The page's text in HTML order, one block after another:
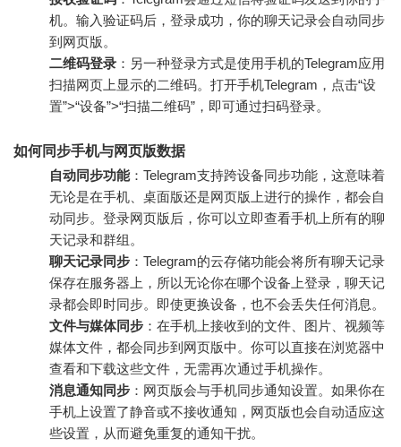
机。输入验证码后，登录成功，你的聊天记录会自动同步
到网页版。
二维码登录 ：另一种登录方式是使用手机的Telegram应用
扫描网页上显示的二维码。打开手机Telegram，点击“设
置”>“设备”>“扫描二维码”，即可通过扫码登录。
如何同步手机与网页版数据
自动同步功能：Telegram支持跨设备同步功能，这意味着
无论是在手机、桌面版还是网页版上进行的操作，都会自
动同步。登录网页版后，你可以立即查看手机上所有的聊
天记录和群组。
聊天记录同步 ：Telegram的云存储功能会将所有聊天记录
保存在服务器上，所以无论你在哪个设备上登录，聊天记
录都会即时同步。即使更换设备，也不会丢失任何消息。
文件与媒体同步 ：在手机上接收到的文件、图片、视频等
媒体文件，都会同步到网页版中。你可以直接在浏览器中
查看和下载这些文件，无需再次通过手机操作。
消息通知同步 ：网页版会与手机同步通知设置。如果你在
手机上设置了静音或不接收通知，网页版也会自动适应这
些设置，从而避免重复的通知干扰。